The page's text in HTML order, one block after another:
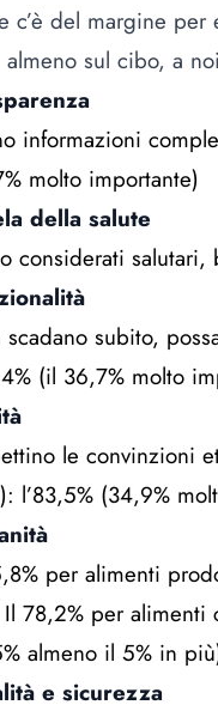
c’è del margine
almeno sul cibo, a
informazioni
molto importante)
della salute
considerati
scadano subito,
(il 36,7% molto
le convinzioni
l’83,5% (34,9%
per alimenti
78,2% per
almeno il 5% in
e sicurezza